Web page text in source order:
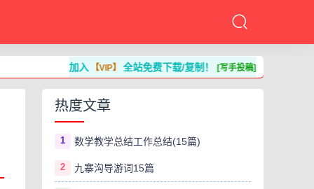
加入【VIP】 全站免费下载/复制！ [写手投稿]
热度文章
1 数学教学总结工作总结(15篇)
2 九寨沟导游词15篇